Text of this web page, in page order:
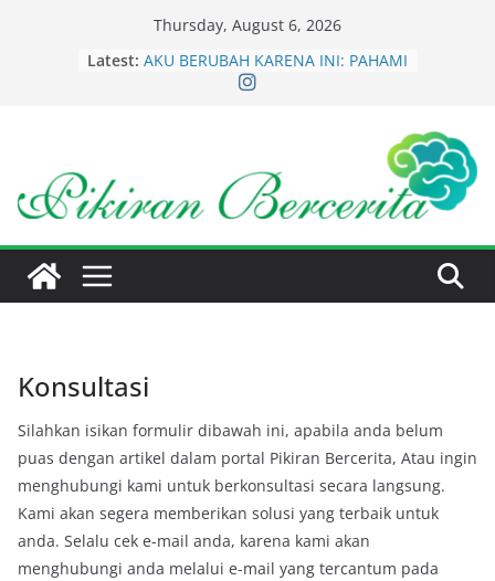
Thursday, August 6, 2026
Latest: AKU BERUBAH KARENA INI: PAHAMI
PRINSIP 80/20
AWAS ANDA WAJIB TAHU : BIANG
KEROK PENYEBAB KEGAGALAN &
KESUKSESAN (Part 1)
SALAH KAPRAH PEMAHAMAN
Konsultasi
Silahkan isikan formulir dibawah ini, apabila anda belum
puas dengan artikel dalam portal Pikiran Bercerita, Atau ingin
menghubungi kami untuk berkonsultasi secara langsung.
Kami akan segera memberikan solusi yang terbaik untuk
anda. Selalu cek e-mail anda, karena kami akan
menghubungi anda melalui e-mail yang tercantum pada